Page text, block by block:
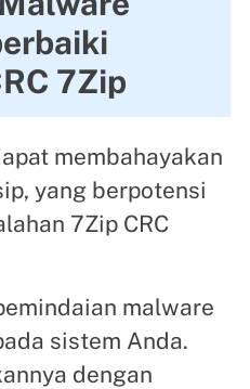
7Zip
membahayakan
yang berpotensi
7Zip CRC
malware
sistem Anda.
dengan